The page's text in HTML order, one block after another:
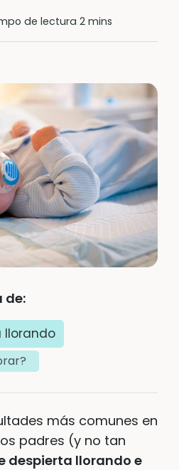
de lectura 2 mins
de:
llorando
más comunes en
padres (y no tan
despierta llorando e